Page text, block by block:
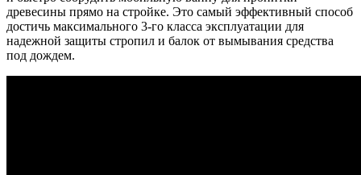
древесины прямо на стройке. Это самый эффективный способ
достичь максимального 3-го класса эксплуатации для
надежной защиты стропил и балок от вымывания средства
под дождем.